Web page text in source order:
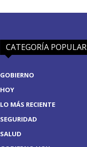
CATEGORÍA POPULAR
GOBIERNO
HOY
LO MÁS RECIENTE
SEGURIDAD
SALUD